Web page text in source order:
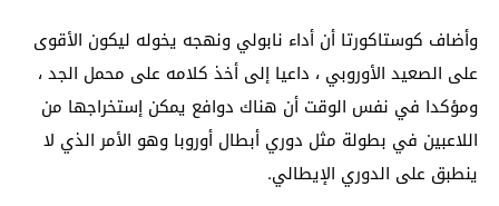
وأضاف كوستاكورتا أن أداء نابولي ونهجه يخوله ليكون الأقوى
على الصعيد الأوروبي ، داعيا إلى أخذ كلامه على محمل الجد ،
ومؤكدا في نفس الوقت أن هناك دوافع يمكن إستخراجها من
اللاعبين في بطولة مثل دوري أبطال أوروبا وهو الأمر الذي لا
ينطبق على الدوري الإيطالي.